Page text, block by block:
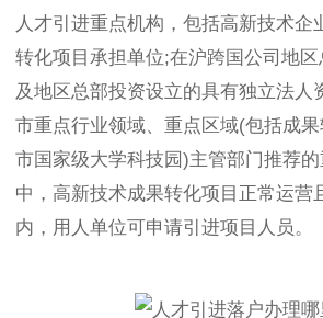
人才引进重点机构，包括高新技术企
转化项目承担单位;在沪跨国公司地
及地区总部投资设立的具有独立法人
市重点行业领域、重点区域(包括成
市国家级大学科技园)主管部门推荐
中，高新技术成果转化项目正常运营
内，用人单位可申请引进项目人员。